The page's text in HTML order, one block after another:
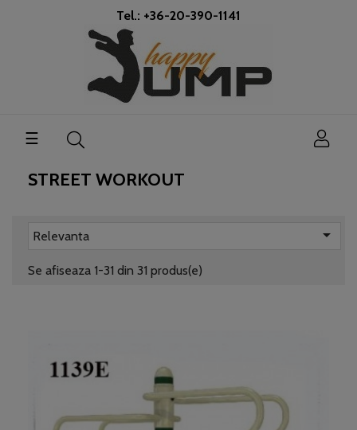
Tel.: +36-20-390-1141
Toggle
navigation
☰
STREET WORKOUT
Relevanta 
Se afiseaza 1-31 din 31 produs(e)